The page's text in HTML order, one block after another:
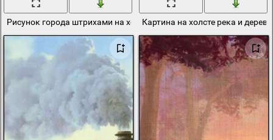
Рисунок города штрихами на холстеКартина на холсте река и дерево